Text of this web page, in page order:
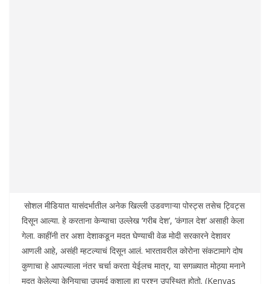
सोशल मीडियात यासंदर्भातील अनेक खिल्ली उडवणाऱ्या पोस्ट्स तसेच ट्विट्स
दिसून आल्या. हे करताना केन्याचा उल्लेख ‘गरीब देश’, ‘कंगाल देश’ असाही केला
गेला. काहींनी तर अशा देशाकडून मदत घेण्याची वेळ मोदी सरकारने देशावर
आणली आहे, असंही म्हटल्याचं दिसून आलं. भारतावरील कोरोना संकटामागे दोष
कुणाचा हे आपल्याला नंतर चर्चा करता येईलच मात्र, या सगळ्यात मोठ्या मनाने
मदत केलेल्या केनियाचा उपमर्द कशाला हा प्रश्न उपस्थित होतो. (Kenyas